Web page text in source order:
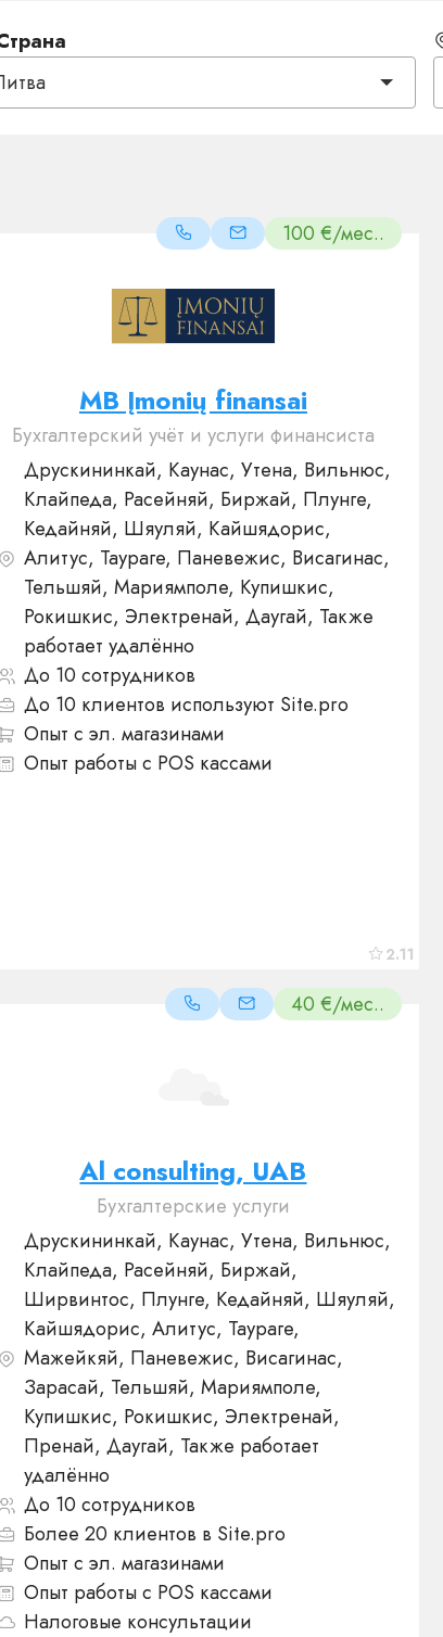
100 €/мес..
2.11
MB Įmonių finansai
Бухгалтерский учёт и услуги финансиста
Друскининкай, Каунас, Утена, Вильнюс,
Клайпеда, Расейняй, Биржай, Плунге,
Кедайняй, Шяуляй, Кайшядорис,
Алитус, Таураге, Паневежис, Висагинас,
Тельшяй, Мариямполе, Купишкис,
Рокишкис, Электренай, Даугай, Также
работает удалённо
До 10 сотрудников
До 10 клиентов используют Site.pro
Опыт с эл. магазинами
Опыт работы с POS кассами
40 €/мес..
Al consulting, UAB
Бухгалтерские услуги
Друскининкай, Каунас, Утена, Вильнюс,
Клайпеда, Расейняй, Биржай,
Ширвинтос, Плунге, Кедайняй, Шяуляй,
Кайшядорис, Алитус, Таураге,
Мажейкяй, Паневежис, Висагинас,
Зарасай, Тельшяй, Мариямполе,
Купишкис, Рокишкис, Электренай,
Пренай, Даугай, Также работает
удалённо
До 10 сотрудников
Более 20 клиентов в Site.pro
Опыт с эл. магазинами
Опыт работы с POS кассами
Налоговые консультации